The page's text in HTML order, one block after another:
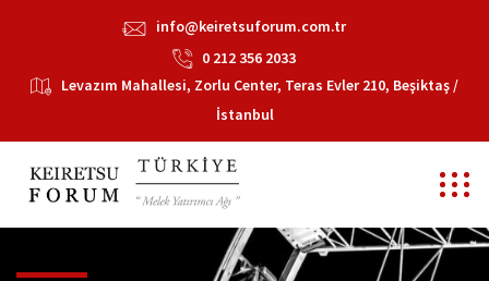
info@keiretsuforum.com.tr
0 212 356 2033
Levazım Mahallesi, Zorlu Center, Teras Evler 210, Beşiktaş /
İstanbul